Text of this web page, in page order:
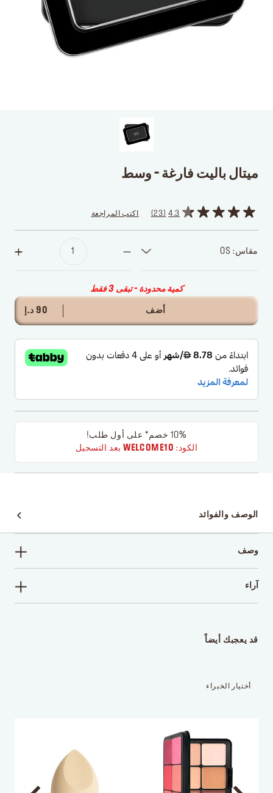
ميتال باليت فارغة - وسط
4.3
23 اكتب المراجعة
مقاس: OS
كمية محدودة - تبقى 3 فقط
أضف 90 د.إ
10% خصم* على أول طلب!
الكود: WELCOME10بعد التسجيل
الوصف والفوائد
وصف
آراء
قد يعجبك أيضاً
أختيار الخبراء